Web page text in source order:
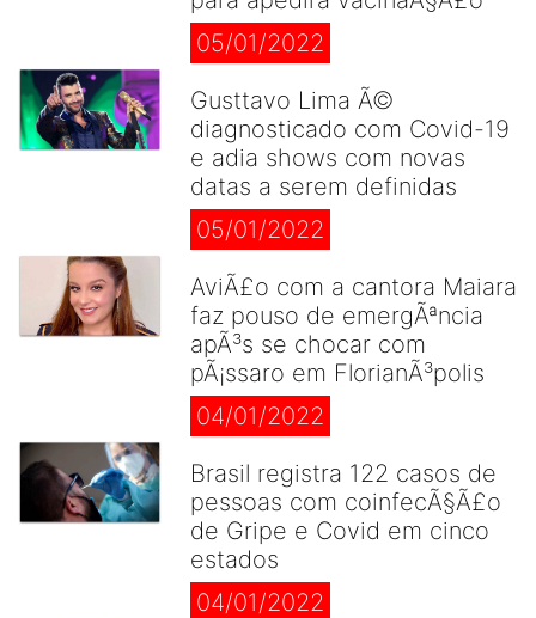
05/01/2022
Gusttavo Lima Ã©
diagnosticado com Covid-19
e adia shows com novas
datas a serem definidas
05/01/2022
AviÃ£o com a cantora Maiara
faz pouso de emergÃªncia
apÃ³s se chocar com
pÃ¡ssaro em FlorianÃ³polis
04/01/2022
Brasil registra 122 casos de
pessoas com coinfecÃ§Ã£o
de Gripe e Covid em cinco
estados
04/01/2022